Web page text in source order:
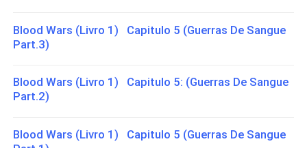
Blood Wars (Livro 1) Capitulo 5 (Guerras De Sangue
Part.3)
Blood Wars (Livro 1) Capitulo 5: (Guerras De Sangue
Part.2)
Blood Wars (Livro 1) Capitulo 5 (Guerras De Sangue